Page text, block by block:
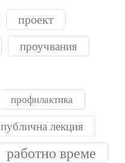
проект
проучвания
профилактика
публична лекция
работно време